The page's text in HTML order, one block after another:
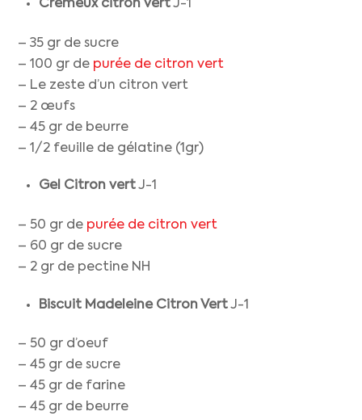
Crémeux citron vertJ-1
– 35 gr de sucre
– 100 gr de purée de citron vert
– Le zeste d’un citron vert
– 2 œufs
– 45 gr de beurre
– 1/2 feuille de gélatine (1gr)
Gel Citron vertJ-1
– 50 gr de purée de citron vert
– 60 gr de sucre
– 2 gr de pectine NH
Biscuit Madeleine Citron VertJ-1
– 50 gr d’oeuf
– 45 gr de sucre
– 45 gr de farine
– 45 gr de beurre